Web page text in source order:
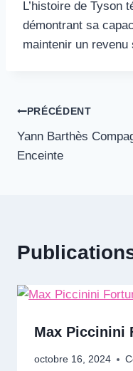
L’histoire de Tyson
démontrant sa
maintenir un
Navigation
de
PRÉCÉDENT
Yann Barthès
Enceinte
Max Piccinini
octobre 16, 2024